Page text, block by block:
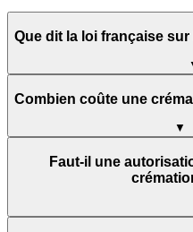
Que dit la loi française
Combien coûte une
▼
Faut-il une